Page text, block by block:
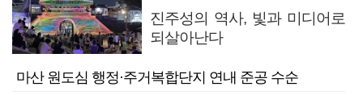
진주성의 역사, 빛과 미디어로
되살아난다
마산 원도심 행정·주거복합단지 연내 준공 수순